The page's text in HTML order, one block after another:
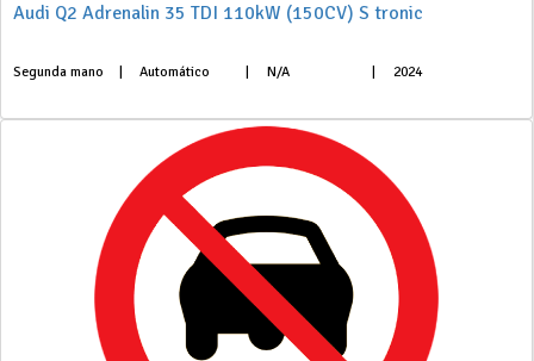
Audi Q2 Adrenalin 35 TDI 110kW (150CV) S tronic
Segunda mano Automático N/A 2024